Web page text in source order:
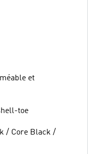
et
toe
/ Core Black /